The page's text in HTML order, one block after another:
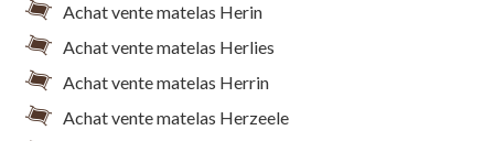
Achat vente matelas Herin
Achat vente matelas Herlies
Achat vente matelas Herrin
Achat vente matelas Herzeele